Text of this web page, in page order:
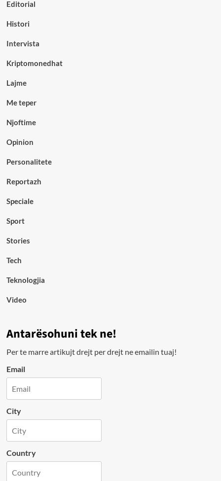
Editorial
Histori
Intervista
Kriptomonedhat
Lajme
Me teper
Njoftime
Opinion
Personalitete
Reportazh
Speciale
Sport
Stories
Tech
Teknologjia
Video
Antarësohuni tek ne!
Per te marre artikujt drejt per drejt ne emailin tuaj!
Email
City
Country